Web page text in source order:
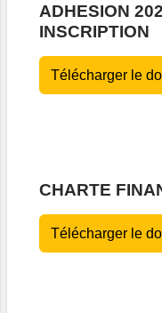
ADHESION
INSCRIPTION
Télécharger le
CHARTE
Télécharger le